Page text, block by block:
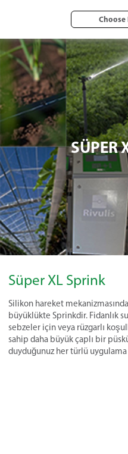
Choose
SÜPER
Süper XL Sprink
Silikon hareket
büyüklükte Sprinkdir. Fidanlık
sebzeler için veya rüzgarlı
sahip daha büyük çaplı bir
duyduğunuz her türlü